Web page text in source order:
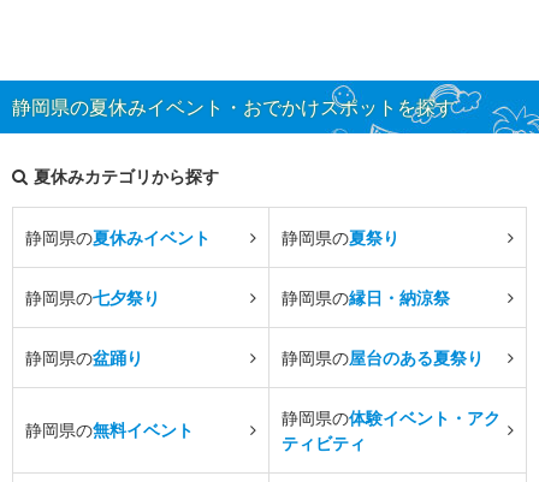
静岡県の夏休みイベント・おでかけスポットを探す
夏休みカテゴリから探す
静岡県の夏休みイベント 静岡県の夏祭り
静岡県の七夕祭り 静岡県の縁日・納涼祭
静岡県の盆踊り 静岡県の屋台のある夏祭り
静岡県の無料イベント
静岡県の体験イベント・アク
ティビティ